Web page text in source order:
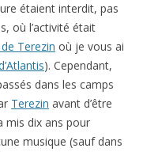
étaient interdit, pas
où l’activité était
Terezin où je vous ai
). Cependant,
dans les camps
Terezin avant d’être
mis dix ans pour
musique (sauf dans